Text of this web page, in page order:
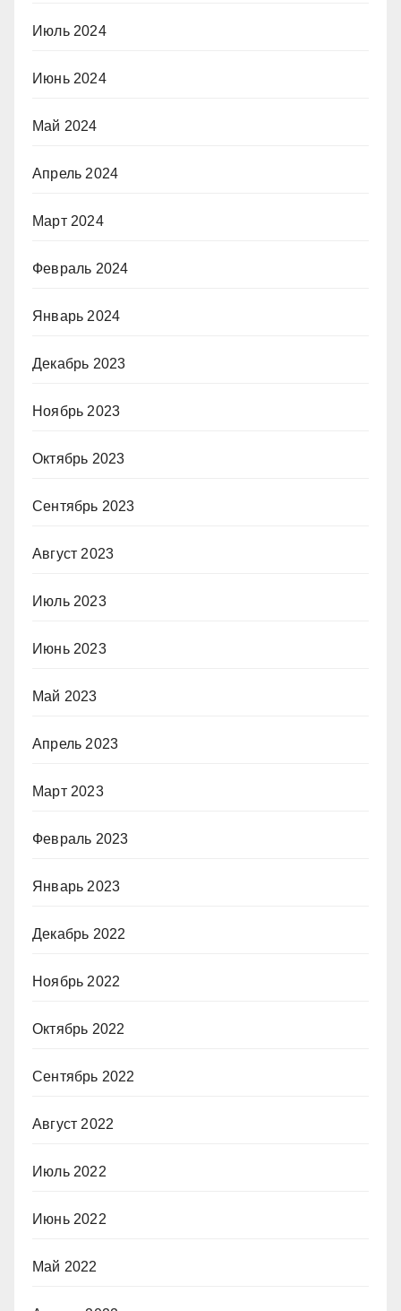
Июль 2024
Июнь 2024
Май 2024
Апрель 2024
Март 2024
Февраль 2024
Январь 2024
Декабрь 2023
Ноябрь 2023
Октябрь 2023
Сентябрь 2023
Август 2023
Июль 2023
Июнь 2023
Май 2023
Апрель 2023
Март 2023
Февраль 2023
Январь 2023
Декабрь 2022
Ноябрь 2022
Октябрь 2022
Сентябрь 2022
Август 2022
Июль 2022
Июнь 2022
Май 2022